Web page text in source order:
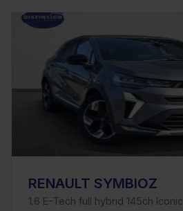
RENAULT SYMBIOZ
1.6 E-Tech full hybrid 145ch Iconic